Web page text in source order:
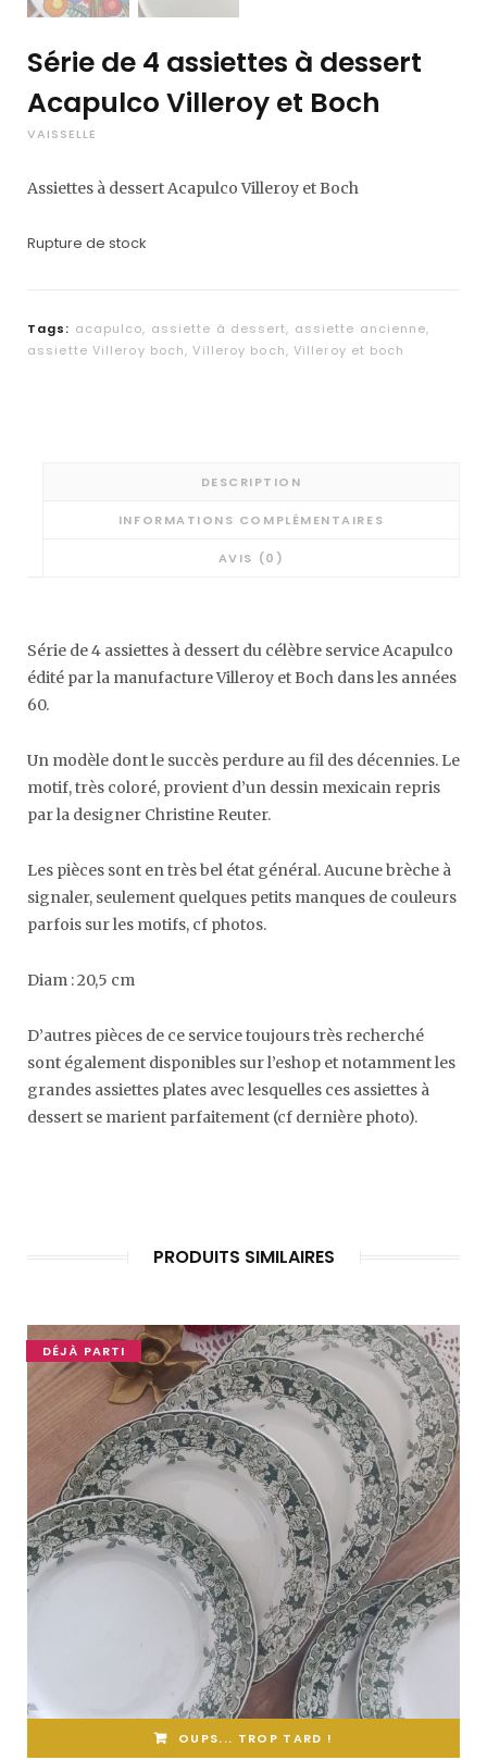
Série de 4 assiettes à dessert
Acapulco Villeroy et Boch
VAISSELLE
Assiettes à dessert Acapulco Villeroy et Boch
Rupture de stock
Tags: acapulco, assiette à dessert, assiette ancienne,
assiette Villeroy boch,Villeroy boch, Villeroy et boch
DESCRIPTION
INFORMATIONS COMPLÉMENTAIRES
AVIS (0)
Série de 4 assiettes à dessert du célèbre service Acapulco
édité par la manufacture Villeroy et Boch dans les années
60.
Un modèle dont le succès perdure au fil des décennies. Le
motif, très coloré, provient d’un dessin mexicain repris
par la designer Christine Reuter.
Les pièces sont en très bel état général. Aucune brèche à
signaler, seulement quelques petits manques de couleurs
parfois sur les motifs, cf photos.
Diam : 20,5 cm
D’autres pièces de ce service toujours très recherché
sont également disponibles sur l’eshop et notamment les
grandes assiettes plates avec lesquelles ces assiettes à
dessert se marient parfaitement (cf dernière photo).
PRODUITS SIMILAIRES
DÉJÀ PARTI
OUPS... TROP TARD !